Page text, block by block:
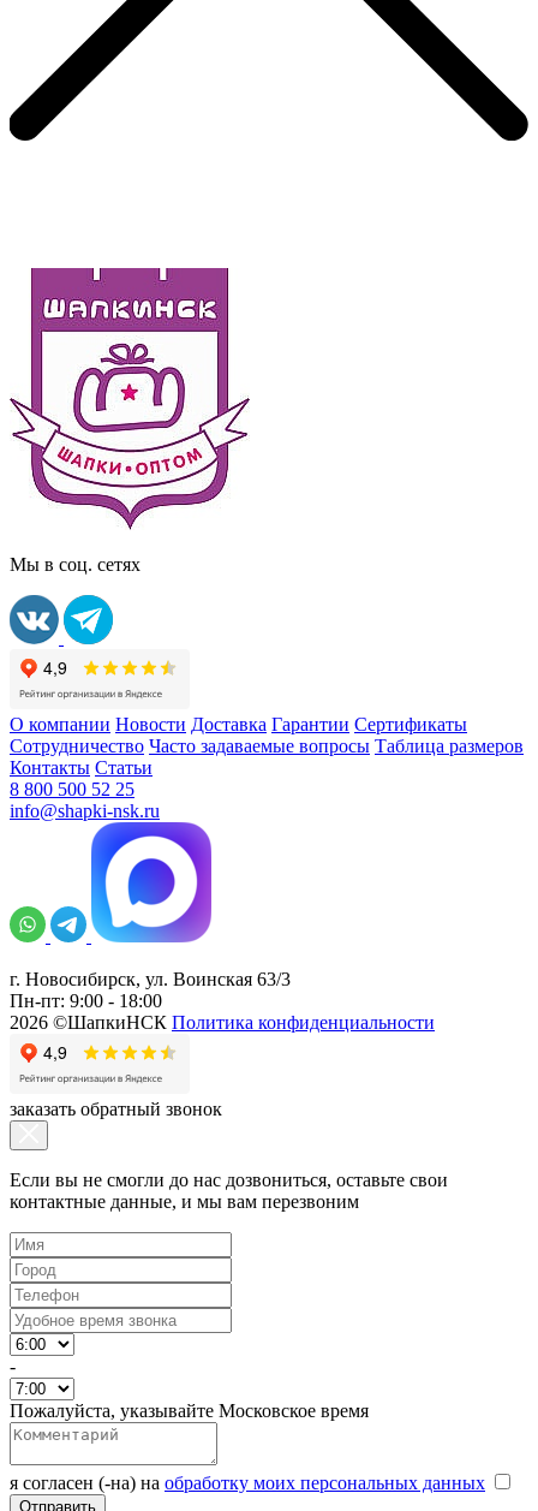
Мы в соц. сетях
О компании Новости Доставка Гарантии Сертификаты
Сотрудничество Часто задаваемые вопросы Таблица размеров
Контакты Статьи
8 800 500 52 25
info@shapki-nsk.ru
г. Новосибирск, ул. Воинская 63/3
Пн-пт: 9:00 - 18:00
2026 ©ШапкиНСК Политика конфиденциальности
заказать обратный звонок
Если вы не смогли до нас дозвониться, оставьте свои
контактные данные, и мы вам перезвоним
-
Пожалуйста, указывайте Московское время
я согласен (-на) на обработку моих персональных данных